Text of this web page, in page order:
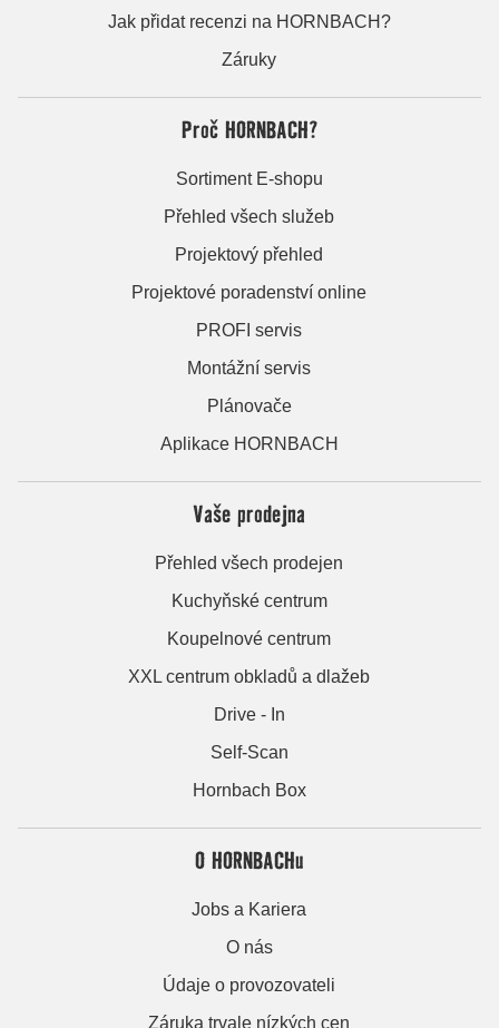
Jak přidat recenzi na HORNBACH?
Záruky
Proč HORNBACH?
Sortiment E-shopu
Přehled všech služeb
Projektový přehled
Projektové poradenství online
PROFI servis
Montážní servis
Plánovače
Aplikace HORNBACH
Vaše prodejna
Přehled všech prodejen
Kuchyňské centrum
Koupelnové centrum
XXL centrum obkladů a dlažeb
Drive - In
Self-Scan
Hornbach Box
O HORNBACHu
Jobs a Kariera
O nás
Údaje o provozovateli
Záruka trvale nízkých cen